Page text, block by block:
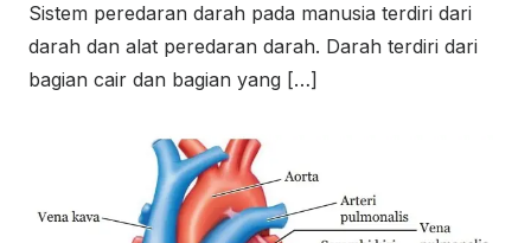
Sistem peredaran darah pada manusia terdiri dari
darah dan alat peredaran darah. Darah terdiri dari
bagian cair dan bagian yang […]